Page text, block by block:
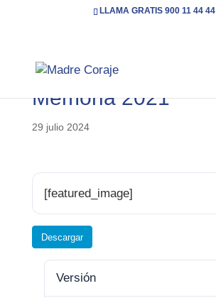
LLAMA GRATIS 900 11 44 44
Memoria 2021
29 julio 2024
[featured_image]
Descargar
Versión